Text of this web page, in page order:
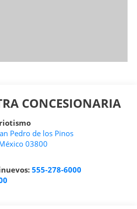
CONCESIONARIA
Pedro de los Pinos
03800
555-278-6000